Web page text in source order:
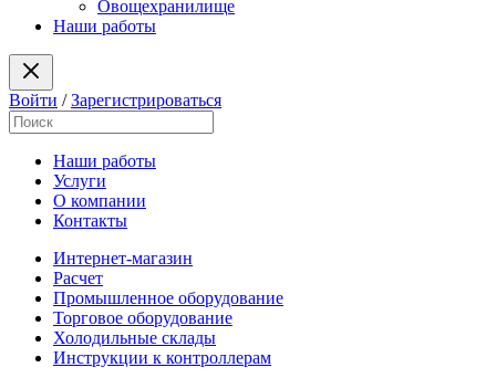
Овощехранилище
Наши работы
Войти /Зарегистрироваться
Наши работы
Услуги
О компании
Контакты
Интернет-магазин
Расчет
Промышленное оборудование
Торговое оборудование
Холодильные склады
Инструкции к контроллерам